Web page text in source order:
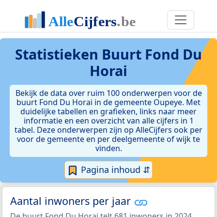
Statistieken Buurt Fond Du
Horai
Bekijk de data over ruim 100 onderwerpen voor de
buurt Fond Du Horai in de gemeente Oupeye. Met
duidelijke tabellen en grafieken, links naar meer
informatie en een overzicht van alle cijfers in 1
tabel. Deze onderwerpen zijn op AlleCijfers ook per
voor de gemeente en per deelgemeente of wijk te
vinden.
Pagina inhoud ⇵
Aantal inwoners per jaar